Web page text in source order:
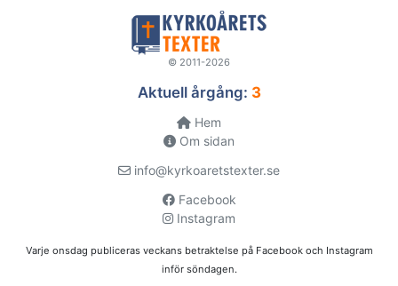
© 2011-2026
Aktuell årgång: 3
Hem
Om sidan
info@kyrkoaretstexter.se
Facebook
Instagram
Varje onsdag publiceras veckans betraktelse på Facebook och Instagram
inför söndagen.